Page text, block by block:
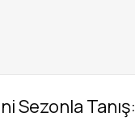
Sezonla Tanış: